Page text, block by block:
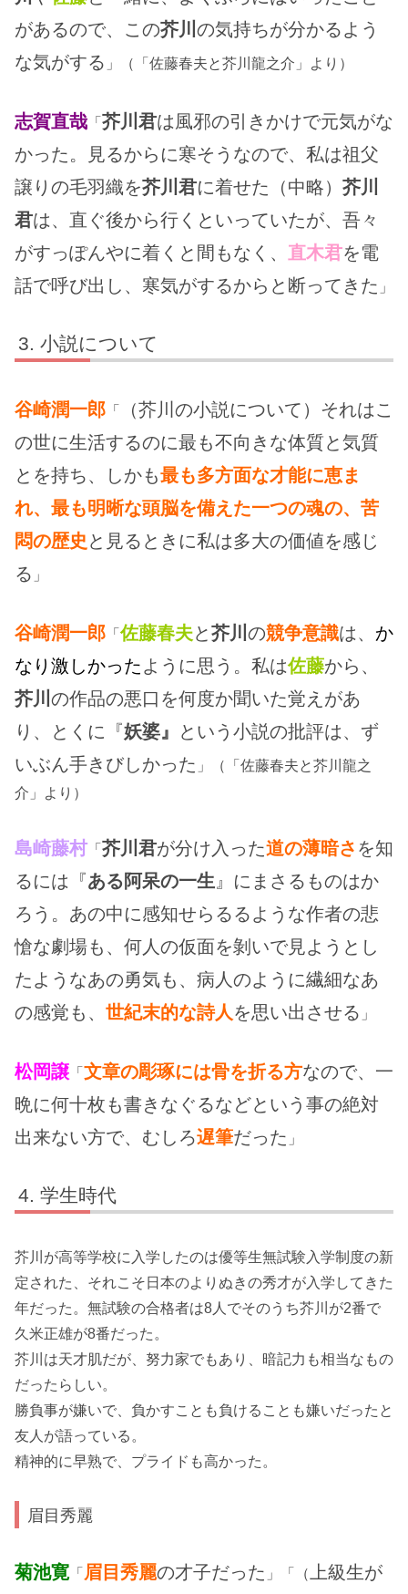
があるので、この芥川 の気持ちが分かるよう
な気がする 」（「佐藤春夫と芥川龍之介」より）
志賀直哉 「 芥川君は風邪の引きかけで元気がな
かった。見るからに寒そうなので、私は祖父
譲りの毛羽織を芥川君に着せた（中略） 芥川
君は、直ぐ後から行くといっていたが、吾々
がすっぽんやに着くと間もなく、 直木君を電
話で呼び出し、寒気がするからと断ってきた 」
小説について
谷崎潤一郎 「
（芥川の小説について）それはこ
の世に生活するのに最も不向きな体質と気質
とを持ち、しかも最も多方面な才能に恵ま
れ、最も明晰な頭脳を備えた一つの魂の、苦
悶の歴史 と見るときに私は多大の価値を感じ
る 」
谷崎潤一郎 「佐藤春夫と芥川 の競争意識は、 か
なり激しかった ように思う。私は佐藤から、
芥川 の作品の悪口を何度か聞いた覚えがあ
り、とくに『妖婆』
という小説の批評は、ず
いぶん手きびしかった 」（「佐藤春夫と芥川龍之
介」より）
島崎藤村 「 芥川君が分け入った道の薄暗さ を知
るには『ある阿呆の一生』にまさるものはか
ろう。あの中に感知せらるるような作者の悲
愴な劇場も、何人の仮面を剝いで見ようとし
たようなあの勇気も、病人のように繊細なあ
の感覚も、 世紀末的な詩人を思い出させる 」
松岡譲 「 文章の彫琢には骨を折る方なので、一
晩に何十枚も書きなぐるなどという事の絶対
出来ない方で、むしろ遅筆だった 」
学生時代
芥川が高等学校に入学したのは優等生無試験入学制度の新
定された、それこそ日本のよりぬきの秀才が入学してきた
年だった。無試験の合格者は8人でそのうち芥川が2番で
久米正雄が8番だった。
芥川は天才肌だが、努力家でもあり、暗記力も相当なもの
だったらしい。
勝負事が嫌いで、負かすことも負けることも嫌いだったと
友人が語っている。
精神的に早熟で、プライドも高かった。
眉目秀麗
菊池寛「 眉目秀麗の才子だった 」「（
上級生が